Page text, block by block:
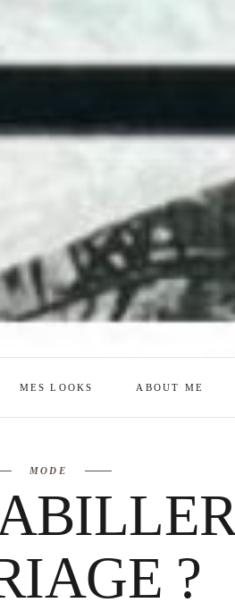
MES LOOKS ABOUT ME
Voilà Beauté
MODE
?